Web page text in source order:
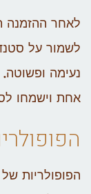
לאחר ההזמנה
לשמור על
נעימה
אחת וישמחו
הפופולריות